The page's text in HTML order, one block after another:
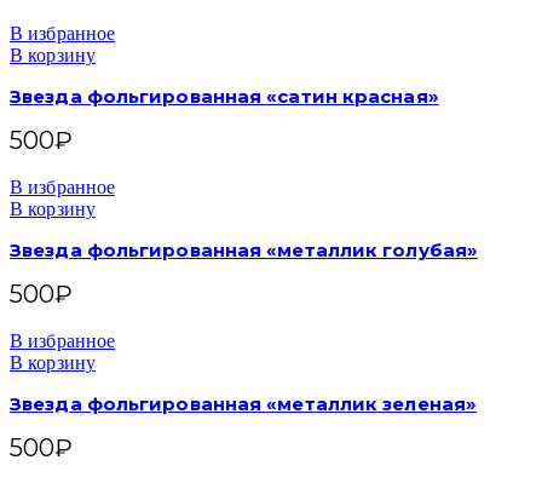
В избранное
В корзину
Звезда фольгированная «сатин красная»
500₽
В избранное
В корзину
Звезда фольгированная «металлик голубая»
500₽
В избранное
В корзину
Звезда фольгированная «металлик зеленая»
500₽